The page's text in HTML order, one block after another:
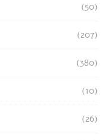
(50)
(207)
(380)
(10)
(26)